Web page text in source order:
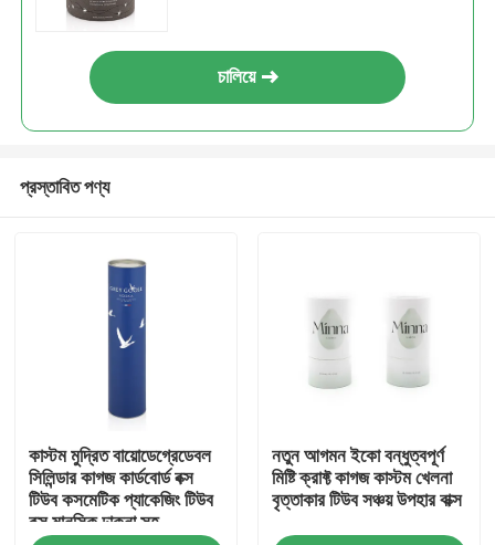
চালিয়ে
প্রস্তাবিত পণ্য
কাস্টম মুদ্রিত বায়োডেগ্রেডেবল
সিলিন্ডার কাগজ কার্ডবোর্ড বক্স
টিউব কসমেটিক প্যাকেজিং টিউব
বক্স মানসিক ঢাকনা সহ
নতুন আগমন ইকো বন্ধুত্বপূর্ণ
মিষ্টি ক্রাফ্ট কাগজ কাস্টম খেলনা
বৃত্তাকার টিউব সঞ্চয় উপহার বাক্স